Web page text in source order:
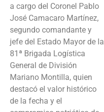
a cargo del Coronel Pablo
José Camacaro Martínez,
segundo comandante y
jefe del Estado Mayor de la
81ª Brigada Logística
General de División
Mariano Montilla, quien
destacó el valor histórico
de la fecha y el